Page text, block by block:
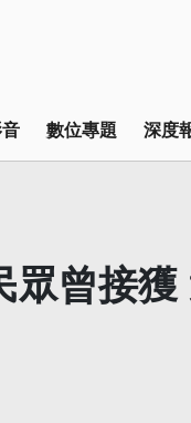
數位專題 深度
眾曾接獲